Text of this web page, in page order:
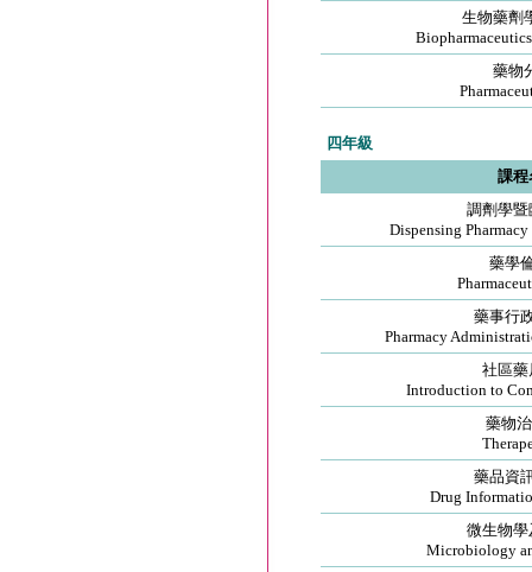
生物藥劑
藥物
四年級
課程
調劑學
Dispensing
藥學
藥事行
Pharmacy
社區藥
Introduction to
藥物
藥品資
Drug
微生物
Microbiology